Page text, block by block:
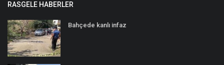
RASGELE HABERLER
Bahçede kanlı infaz